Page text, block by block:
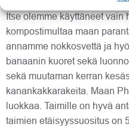
Itse olemme käyttäneet vain
kompostimultaa maan
annamme nokkosvettä ja
banaanin kuoret sekä
sekä muutaman kerran
kanankakkarakeita. Maan
luokkaa. Taimille on hyvä
taimien etäisyyssuositus on